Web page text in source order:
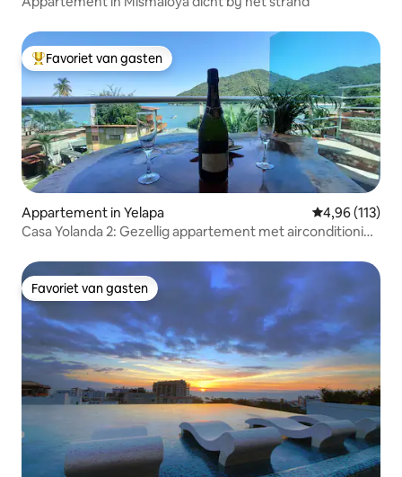
Topfavoriet van gasten
Favoriet van gasten
Appartement in Yelapa Gemiddelde
4,96 (113)
Casa Yolanda 2: Gezellig appartement met airconditioning
Favoriet van gasten
Favoriet van gasten